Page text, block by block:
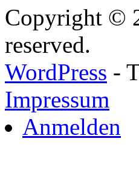
Copyright ©
reserved.
WordPress -
Impressum
Anmelden